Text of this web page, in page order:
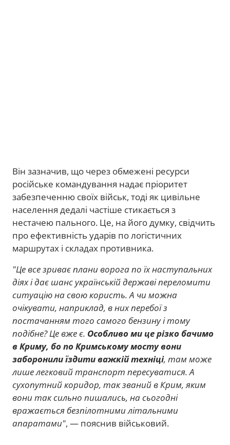
Він зазначив, що через обмежені ресурси
російське командування надає пріоритет
забезпеченню своїх військ, тоді як цивільне
населення дедалі частіше стикається з
нестачею пального. Це, на його думку, свідчить
про ефективність ударів по логістичних
маршрутах і складах противника.
"Це все зриває плани ворога по їх наступальних
діях і дає шанс українській державі переломити
ситуацію на свою користь. А чи можна
очікувати, наприклад, в них перебої з
постачанням того самого бензину і тому
подібне? Це вже є. Особливо ми це різко бачимо
в Криму, бо по Кримському мосту вони
заборонили їздити важкій техніці, там може
лише легковий транспорт пересуватися. А
сухопутний коридор, так званий в Крим, яким
вони так сильно пишались, на сьогодні
вражається безпілотними літальними
апаратами", — пояснив військовий.